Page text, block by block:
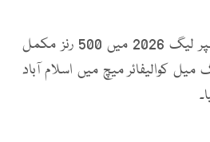
بابر اعظم نے پاکستان سپر لیگ 2026 میں 500 رنز مکمل
کوالیفائر میچ میں اسلام آباد